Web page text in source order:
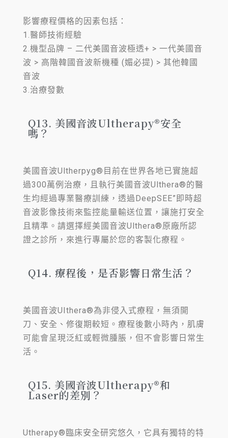
影響療程價格的因素包括：
1.醫師技術經驗
2.機型品牌 – 二代美國音波極透+ > 一代美國音
波 > 高階韓國音波新機種 (媚必提) > 其他韓國
音波
3.治療發數
Q13. 美國音波Ultherapy®安全
嗎？
美國音波Ultherpyg®目前在世界各地已實施超
過300萬例治療，且執行美國音波Ulthera®的醫
生均經過專業醫療訓練，透過DeepSEE”即時超
音波影像技術來監控能量輸送位置，讓施打安全
且精準。請選擇經美國音波Ulthera®原廠所認
證之診所，來進行專屬於您的客製化療程。
Q14. 療程後，是否影響日常生活？
美國音波UIthera®為非侵入式療程，無須開
刀、安全、修復期較短。療程後數小時內，肌膚
可能會呈現泛紅或輕微腫脹，但不會影響日常生
活。
Q15. 美國音波Ultherapy®和
Laser的差別？
Utherapy®臨床安全研究悠久，它具有獨特的特